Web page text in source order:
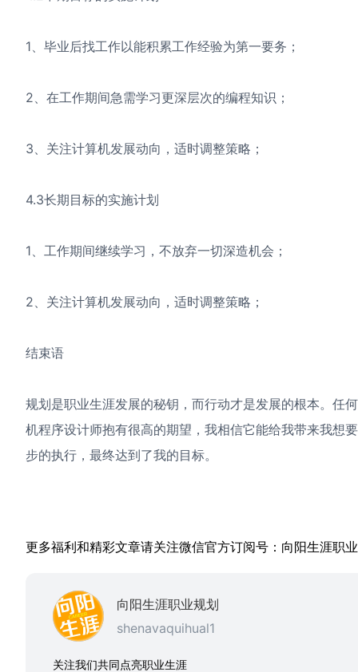
1、毕业后找工作以能积累工作经验为第一要务；
2、在工作期间急需学习更深层次的编程知识；
3、关注计算机发展动向，适时调整策略；
4.3长期目标的实施计划
1、工作期间继续学习，不放弃一切深造机会；
2、关注计算机发展动向，适时调整策略；
结束语
规划是职业生涯发展的秘钥，而行动才是发展的根本。任
机程序设计师抱有很高的期望，我相信它能给我带来我想
步的执行，最终达到了我的目标。
更多福利和精彩文章请关注微信官方订阅号：向阳生涯职
向阳生涯职业规划
shenavaquihual1
关注我们共同点亮职业生涯